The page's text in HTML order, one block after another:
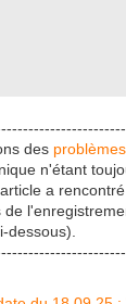
des
n'étant
a
dessous).